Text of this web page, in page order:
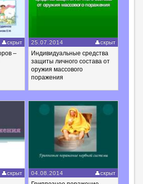
скрыт
–
25.07.2014 скрыт
Индивидуальные средства
защиты личного состава от
оружия массового
поражения
скрыт 04.08.2014 скрыт